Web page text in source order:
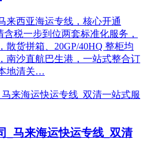
来西亚海运专线，核心开通
税一步到位两套标准化服务，
散货拼箱、20GP/40HQ 整柜均
南沙直航巴生港，一站式整合订
地清关…
_马来海运快运专线_双清